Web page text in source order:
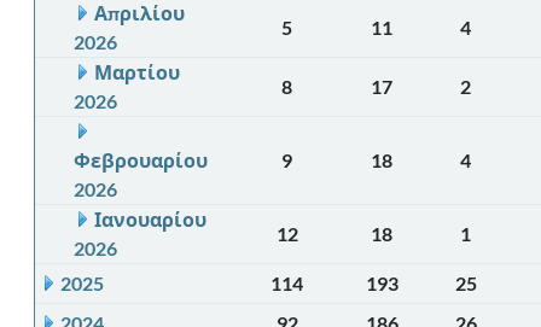
Απριλίου
2026
5 11
4
Μαρτίου
2026
8 17 2
Φεβρουαρίου
2026
9 18 4
Ιανουαρίου
2026
12 18 1
2025 114 193
25